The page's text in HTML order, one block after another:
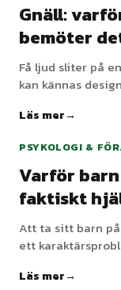
Gnäll:
bemöter
Få ljud sliter på
kan kännas
behov inte är
snabbare.
Läs mer
PSYKOLOGI &
Varför
faktiskt
Att ta sitt barn
ett
om det avtar
Läs mer